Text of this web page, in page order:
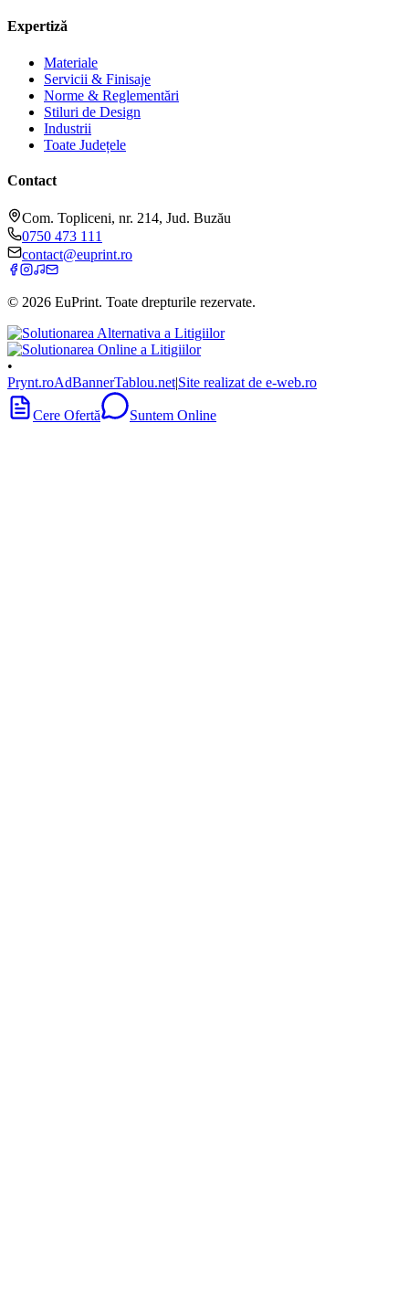
Expertiză
Materiale
Servicii & Finisaje
Norme & Reglementări
Stiluri de Design
Industrii
Toate Județele
Contact
Com. Topliceni, nr. 214, Jud. Buzău
0750 473 111
contact@euprint.ro
© 2026 EuPrint. Toate drepturile rezervate.
•
Prynt.roAdBannerTablou.net|Site realizat de e-web.ro
Cere Ofertă Suntem Online